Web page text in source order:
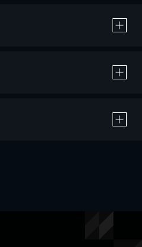
ード決済による作品の購入 / レンタルです。